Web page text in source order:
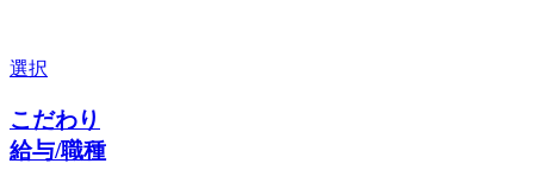
選択
こだわり
給与/職種